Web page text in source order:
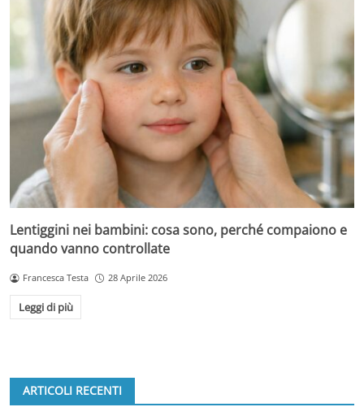
Lentiggini nei bambini: cosa sono, perché compaiono e
quando vanno controllate
Francesca Testa 28 Aprile 2026
Leggi di più
ARTICOLI RECENTI